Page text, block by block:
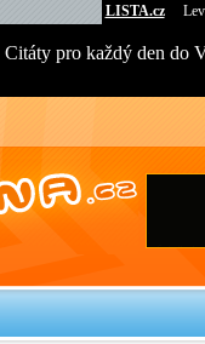
LISTA.cz
Citáty pro každý den do